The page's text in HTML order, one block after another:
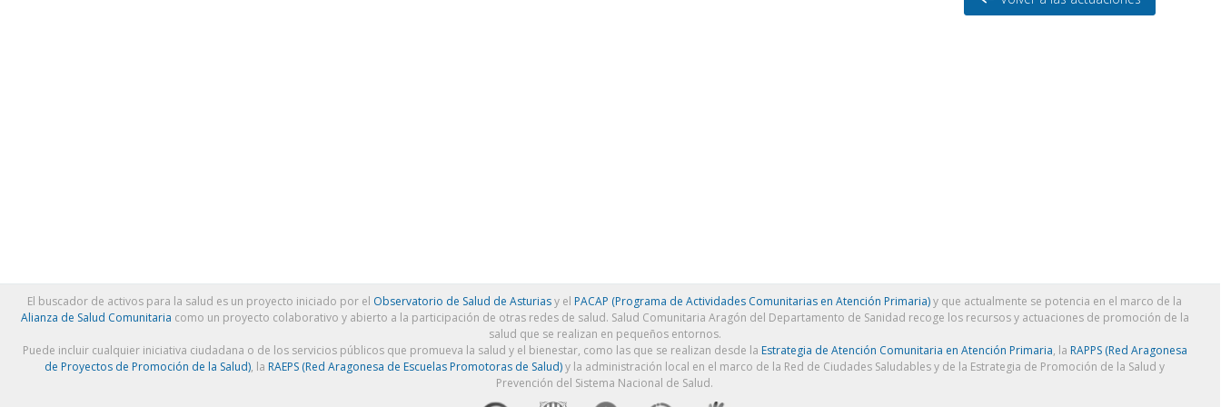
El buscador de activos para la salud es un proyecto iniciado por el Observatorio de Salud de Asturiasy el PACAP (Programa de Actividades Comunitarias en Atención Primaria)y que actualmente se potencia en el marco de la
Alianza de Salud Comunitaria como un proyecto colaborativo y abierto a la participación de otras redes de salud. Salud Comunitaria Aragón del Departamento de Sanidad recoge los recursos y actuaciones de promoción de la
salud que se realizan en pequeños entornos.
Puede incluir cualquier iniciativa ciudadana o de los servicios públicos que promueva la salud y el bienestar, como las que se realizan desde la Estrategia de Atención Comunitaria en Atención Primaria, la RAPPS (Red Aragonesa
de Proyectos de Promoción de la Salud), la RAEPS (Red Aragonesa de Escuelas Promotoras de Salud)y la administración local en el marco de la Red de Ciudades Saludables y de la Estrategia de Promoción de la Salud y
Prevención del Sistema Nacional de Salud.